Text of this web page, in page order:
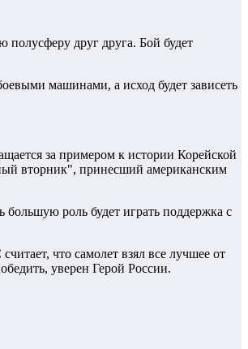
друг друга. Бой будет
машинами, а исход будет зависеть
за примером к истории Корейской
вторник", принесший американским
роль будет играть поддержка с
что самолет взял все лучшее от
уверен Герой России.